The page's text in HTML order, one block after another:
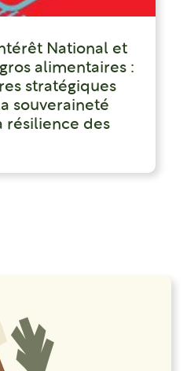
National et
alimentaires :
stratégiques
souveraineté
résilience des